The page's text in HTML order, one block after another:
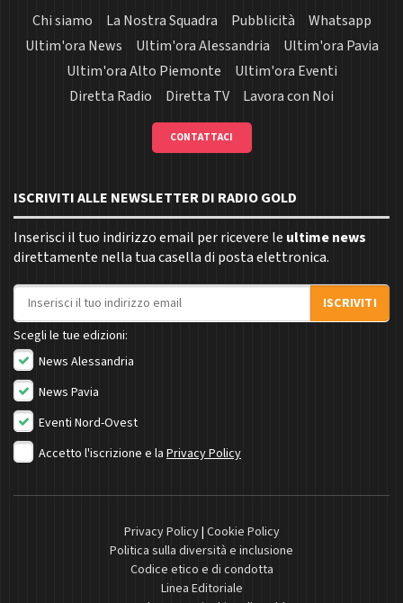
Chi siamo La Nostra Squadra Pubblicità
Whatsapp
Ultim'ora News
Ultim'ora Alessandria
Ultim'ora Pavia
Ultim'ora Alto Piemonte
Ultim'ora Eventi
Diretta Radio
Diretta TV Lavora con Noi
CONTATTACI
ISCRIVITI ALLE NEWSLETTER DI RADIO GOLD
Inserisci il tuo indirizzo email per ricevere le ultime news
direttamente nella tua casella di posta elettronica.
Indirizzo email
ISCRIVITI
Scegli le tue edizioni:
News Alessandria
News Pavia
Eventi Nord-Ovest
Accetto l'iscrizione e la Privacy Policy
Privacy Policy| Cookie Policy
Politica sulla diversità e inclusione
Codice etico e di condotta
Linea Editoriale